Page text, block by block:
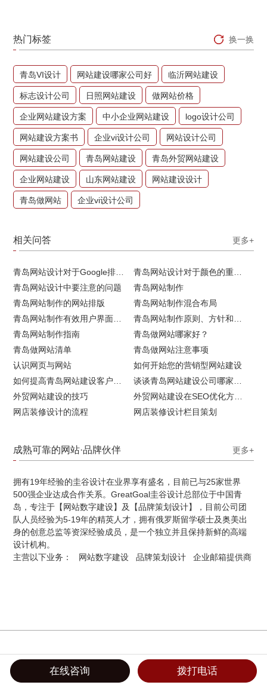
热门标签 换一换
青岛VI设计 网站建设哪家公司好 临沂网站建设
标志设计公司 日照网站建设 做网站价格
企业网站建设方案 中小企业网站建设 logo设计公司
网站建设方案书 企业vi设计公司 网站设计公司
网站建设公司 青岛网站建设 青岛外贸网站建设
企业网站建设 山东网站建设 网站建设设计
青岛做网站 企业vi设计公司
相关问答 更多+
青岛网站设计中要注意的问题
青岛网站制作
青岛网站制作的网站排版
青岛网站制作混合布局
青岛网站制作指南
青岛做网站哪家好？
青岛做网站清单
青岛做网站注意事项
认识网页与网站
如何开始您的营销型网站建设
外贸网站建设的技巧
网店装修设计的流程
网店装修设计栏目策划
成熟可靠的网站·品牌伙伴 更多+
拥有19年经验的圭谷设计在业界享有盛名，目前已与25家世界
500强企业达成合作关系。GreatGoal圭谷设计总部位于中国青
岛，专注于【网站数字建设】及【品牌策划设计】，目前公司团
队人员经验为5-19年的精英人才，拥有俄罗斯留学硕士及奥美出
身的创意总监等资深经验成员，是一个独立并且保持新鲜的高端
设计机构。
主营以下业务： 网站数字建设 品牌策划设计 企业邮箱提供商
在线咨询 拨打电话
品牌策略&品牌战略
LOGO超级符号